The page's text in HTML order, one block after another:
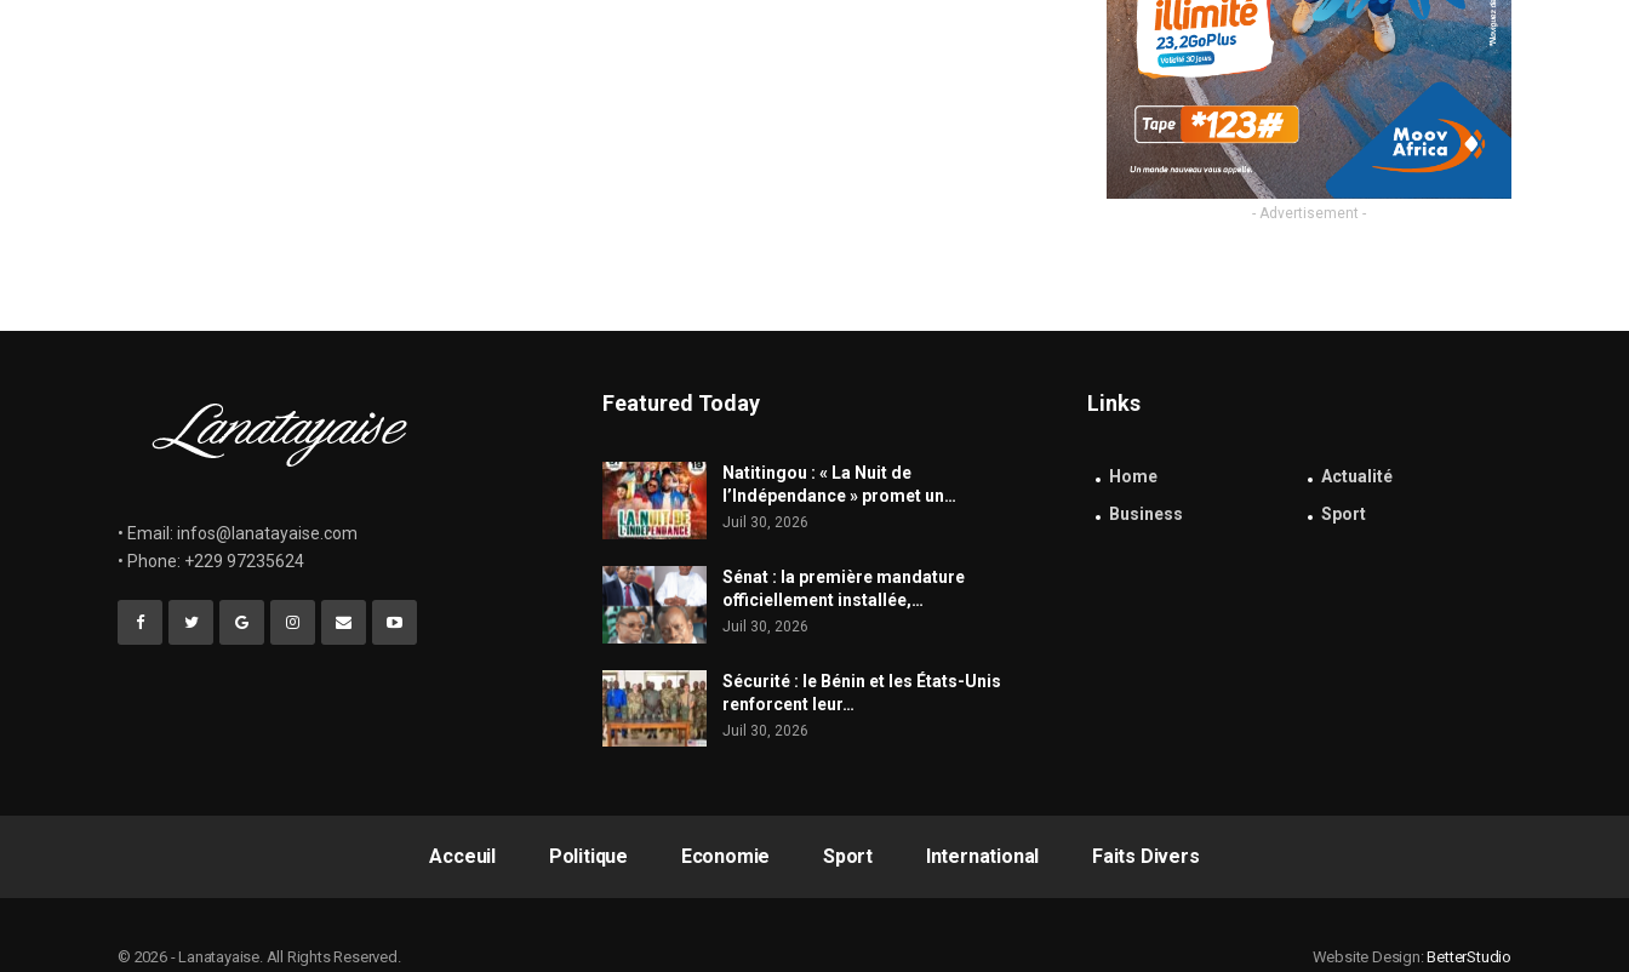
- Advertisement -
• Email: infos@lanatayaise.com
• Phone: +229 97235624
Featured Today
​Natitingou : « La Nuit de
l’Indépendance » promet un…
Juil 30, 2026
Sénat : la première mandature
officiellement installée,…
Juil 30, 2026
Sécurité : le Bénin et les États-Unis
renforcent leur…
Juil 30, 2026
Links
Home
Actualité
Business
Sport
Acceuil Politique Economie Sport International Faits Divers
© 2026 - Lanatayaise. All Rights Reserved. Website Design:BetterStudio